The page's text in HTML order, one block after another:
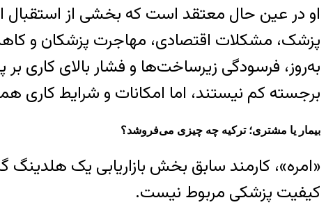
او در عین حال معتقد است که بخشی از استقبال
پزشک، مشکلات اقتصادی، مهاجرت پزشکان و
به‌روز، فرسودگی زیرساخت‌ها و فشار بالای کاری
برجسته کم نیستند، اما امکانات و شرایط کاری
بیمار یا مشتری؛ ترکیه چه چیزی می‌فروشد؟
«امره»، کارمند سابق بخش بازاریابی یک
کیفیت پزشکی مربوط نیست.